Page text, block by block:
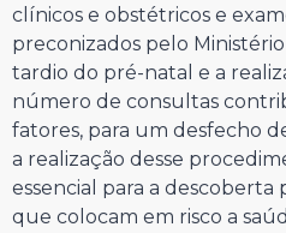
clínicos e obstétricos e
preconizados pelo Ministério
tardio do pré-natal e a
número de consultas
fatores, para um desfecho
a realização desse
essencial para a descoberta
que colocam em risco a